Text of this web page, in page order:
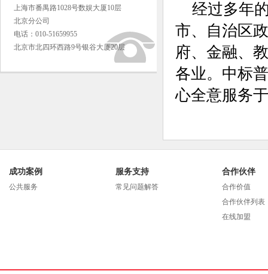
上海市番禺路1028号数娱大厦10层
北京分公司
电话：010-51659955
北京市北四环西路9号银谷大厦20层
经过多年
市、自治区
府、金融、
各业。中标
心全意服务
成功案例
公共服务
服务支持
常见问题解答
合作伙伴
合作价值
合作伙伴列表
在线加盟